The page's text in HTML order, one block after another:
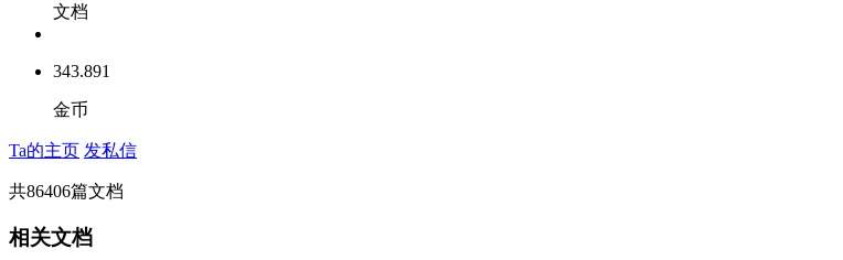
文档
343.891
金币
Ta的主页 发私信
共86406篇文档
相关文档